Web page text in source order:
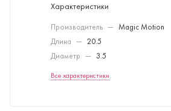
Характеристики
Производитель —
Magic Motion
Длина
—
20.5
Диаметр
— 3.5
Все характеристики